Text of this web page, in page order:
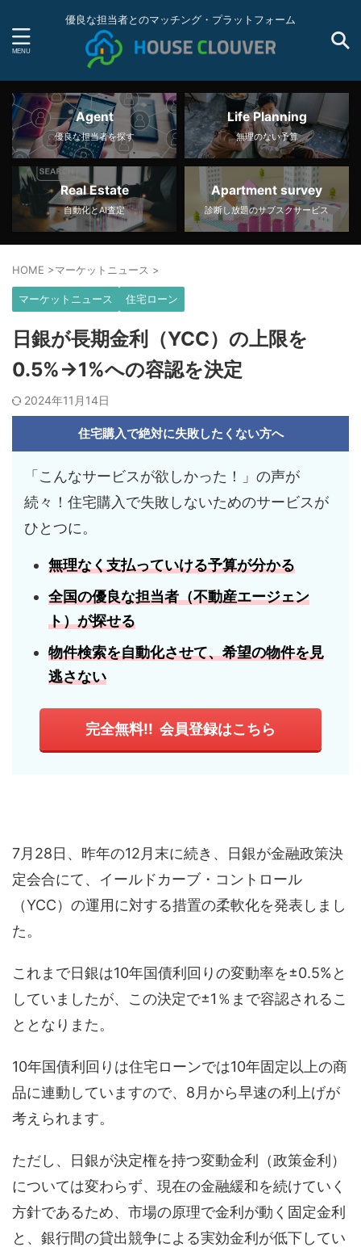
優良な担当者とのマッチング・プラットフォーム
Agent
優良な担当者を探す
Life Planning
無理のない予算
Real Estate
自動化とAI査定
Apartment survey
診断し放題のサブスクサービス
HOME >マーケットニュース >
マーケットニュース 住宅ローン
日銀が長期金利（YCC）の上限を
0.5%→1%への容認を決定
2024年11月14日
住宅購入で絶対に失敗したくない方へ
「こんなサービスが欲しかった！」の声が
続々！住宅購入で失敗しないためのサービスが
ひとつに。
無理なく支払っていける予算が分かる
全国の優良な担当者（不動産エージェン
ト）が探せる
物件検索を自動化させて、希望の物件を見
逃さない
完全無料!! 会員登録はこちら
7月28日、昨年の12月末に続き、日銀が金融政策決
定会合にて、イールドカーブ・コントロール
（YCC）の運用に対する措置の柔軟化を発表しまし
た。
これまで日銀は10年国債利回りの変動率を±0.5%と
していましたが、この決定で±1％まで容認されるこ
ととなりまた。
10年国債利回りは住宅ローンでは10年固定以上の商
品に連動していますので、8月から早速の利上げが
考えられます。
ただし、日銀が決定権を持つ変動金利（政策金利）
については変わらず、現在の金融緩和を続けていく
方針であるため、市場の原理で金利が動く固定金利
と、銀行間の貸出競争による実効金利が低下してい